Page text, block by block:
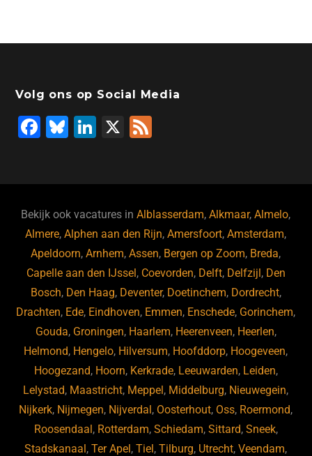
Volg ons op Social Media
F
b
o
o
k
Bl
ky
Li
dI
n
X
Bekijk ook vacatures inAlblasserdam,Alkmaar,Almelo,
Almere,Alphen aan den Rijn,Amersfoort,Amsterdam,
Apeldoorn,Arnhem,Assen, Bergen op Zoom, Breda,
Capelle aan den IJssel , Coevorden, Delft, Delfzijl , Den
Bosch, Den Haag, Deventer, Doetinchem, Dordrecht,
Drachten, Ede, Eindhoven, Emmen, Enschede, Gorinchem,
Gouda, Groningen, Haarlem, Heerenveen, Heerlen,
Helmond, Hengelo, Hilversum, Hoofddorp, Hoogeveen,
Hoogezand, Hoorn, Kerkrade, Leeuwarden, Leiden,
Lelystad, Maastricht, Meppel , Middelburg, Nieuwegein,
Nijkerk, Nijmegen, Nijverdal , Oosterhout, Oss, Roermond,
Roosendaal , Rotterdam, Schiedam, Sittard, Sneek,
Stadskanaal ,Ter Apel ,Tiel ,Tilburg, Utrecht,Veendam,